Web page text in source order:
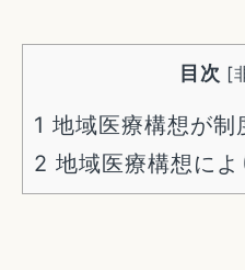
目次 [
1 地域医療構想が制
2 地域医療構想に